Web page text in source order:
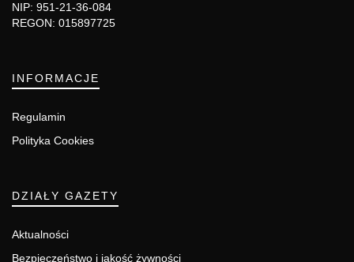
NIP: 951-21-36-084
REGON: 015897725
INFORMACJE
Regulamin
Polityka Cookies
DZIAŁY GAZETY
Aktualności
Bezpieczeństwo i jakość żywności